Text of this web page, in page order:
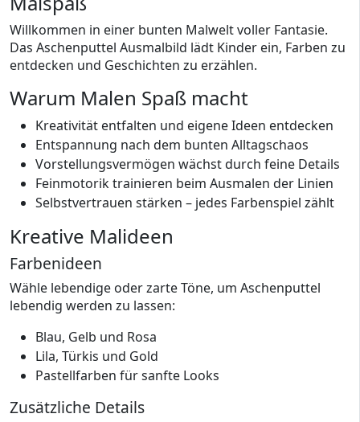
Willkommen in einer bunten Malwelt voller Fantasie.
Das Aschenputtel Ausmalbild lädt Kinder ein, Farben zu
entdecken und Geschichten zu erzählen.
Warum Malen Spaß macht
Kreativität entfalten und eigene Ideen entdecken
Entspannung nach dem bunten Alltagschaos
Vorstellungsvermögen wächst durch feine Details
Feinmotorik trainieren beim Ausmalen der Linien
Selbstvertrauen stärken – jedes Farbenspiel zählt
Kreative Malideen
Farbenideen
Wähle lebendige oder zarte Töne, um Aschenputtel
lebendig werden zu lassen:
Blau, Gelb und Rosa
Lila, Türkis und Gold
Pastellfarben für sanfte Looks
Zusätzliche Details